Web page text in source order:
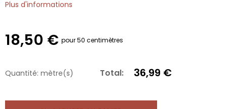
Plus d'informations
18,50 € pour 50 centimètres
Quantité: mètre(s) Total: 36,99 €